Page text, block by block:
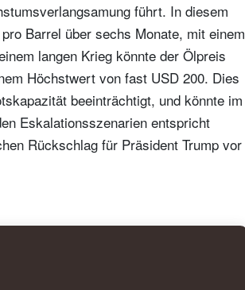
führt. In diesem
Barrel über sechs Monate, mit einem
langen Krieg könnte der Ölpreis
Höchstwert von fast USD 200. Dies
beeinträchtigt, und könnte im
Eskalationsszenarien entspricht
Rückschlag für Präsident Trump vor